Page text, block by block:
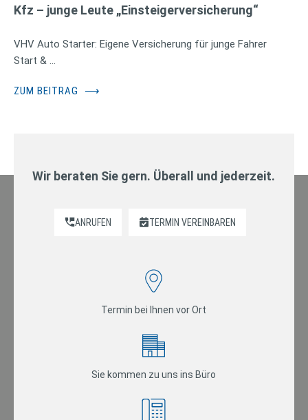
Kfz – junge Leute „Einsteigerversicherung“
VHV Auto Starter: Eigene Versicherung für junge Fahrer
Start & …
ZUM BEITRAG ⟶
Wir beraten Sie gern. Überall und jederzeit.
ANRUFEN TERMIN VEREINBAREN
Termin bei Ihnen vor Ort
Sie kommen zu uns ins Büro